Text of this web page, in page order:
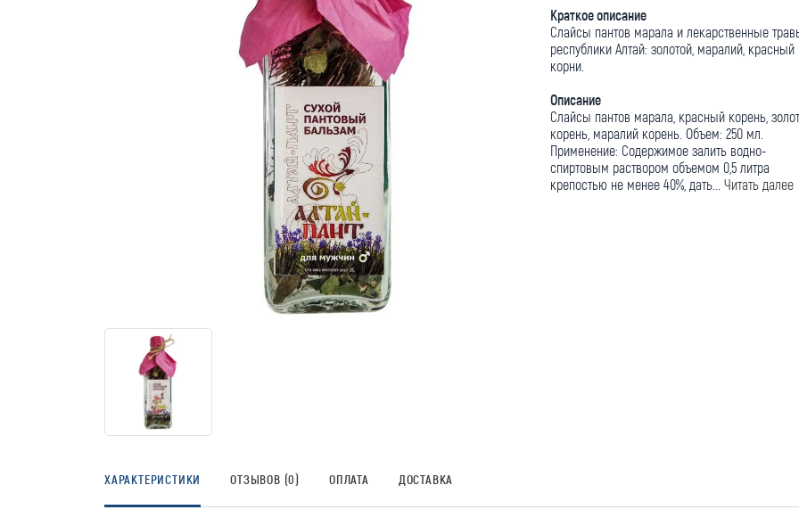
Краткое описание
Слайсы пантов марала и лекарственные
республики Алтай: золотой, маралий, красный
корни.
Описание
Слайсы пантов марала, красный корень,
корень, маралий корень. Объем: 250 мл.
Применение: Содержимое залить водно-
спиртовым раствором объемом 0,5 литра
крепостью не менее 40%, дать... Читать далее
ХАРАКТЕРИСТИКИ ОТЗЫВОВ (0) ОПЛАТА ДОСТАВКА